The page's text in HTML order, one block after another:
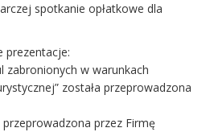
spotkanie opłatkowe dla
prezentacje:
zabronionych w warunkach
została przeprowadzona
przez Firmę